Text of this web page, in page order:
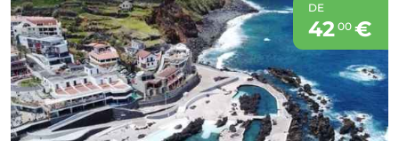
DE
42 00€